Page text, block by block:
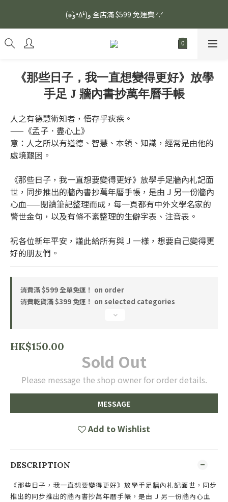
安眠熟睡、穩定血壓、瞓醒精神更集中🌿ASONE GABA TEA 如一
舒眠茶（15入）｜優質養生高山茶
(๑و•̀Δ•́)و 全店滿 $599 免運費.ᐟ.ᐟ
安眠熟睡、穩定血壓、瞓醒精神更集中🌿ASONE GABA TEA 如一
舒眠茶（15入）｜優質養生高山茶
《那些日子，我一直想變得更好》放學
手足 J 牆內書抄萬年曆手帳
人之有德慧術知者，悟存乎疢疾。
——《孟子．盡心上》
意：人之所以有道德、智慧、本領、知識，經常是由他的
處境艱困。
《那些日子，我一直想要變得更好》放學手足牆內札記面
世，同步推出的牆內書抄萬年曆手帳，是由 J 另一份牆內
心血——閱讀筆記整理而成，每一頁都有中外文學名家的
警世金句，以及有條不紊整理的生僻字表、注音表。
祝各位新年平安，謹此給所有與 J 一樣，想要自己變得更
好的朋友們。
消費滿 $599 全單免運！ on order
消費乾貨滿 $399 免運！ on selected categories
HK$150.00
Sold Out
Please message the shop owner for order details.
MESSAGE
Add to Wishlist
DESCRIPTION
《那些日子，我一直想要變得更好》放學手足牆內札記面世，同步
推出的同步推出的牆內書抄萬年曆手帳，是由 J 另一份牆內心血